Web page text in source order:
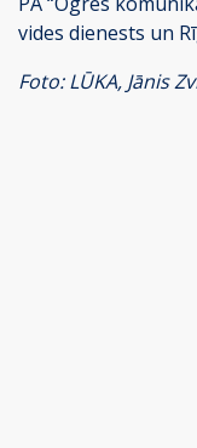
vides dienests un
Foto: LŪKA, Jānis